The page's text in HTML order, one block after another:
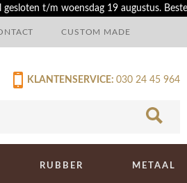
t/m woensdag 19 augustus.
CUSTOM MADE
030 24 45 964
KLANTENSERVICE:
RUBBER METAAL